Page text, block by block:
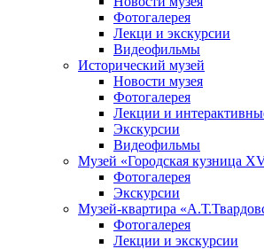
Фотогалерея
Лекци и экскурсии
Видеофильмы
Исторический музей
Новости музея
Фотогалерея
Лекции и
Экскурсии
Видеофильмы
Музей «Городская кузница
Фотогалерея
Экскурсии
Музей-квартира
Фотогалерея
Лекции и экскурсии